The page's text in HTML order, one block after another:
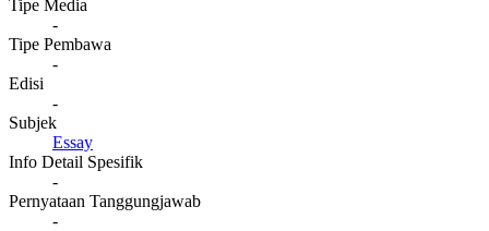
Tipe Media
-
Tipe Pembawa
-
Edisi
-
Subjek
Essay
Info Detail Spesifik
-
Pernyataan Tanggungjawab
-